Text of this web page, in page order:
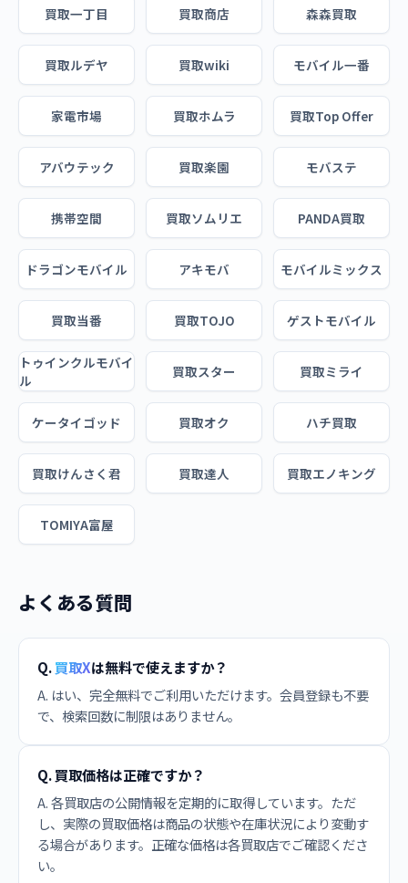
買取一丁目 買取商店 森森買取
買取ルデヤ 買取wiki モバイル一番
家電市場 買取ホムラ 買取Top Offer
アバウテック 買取楽園 モバステ
携帯空間 買取ソムリエ PANDA買取
ドラゴンモバイル アキモバ モバイルミックス
買取当番 買取TOJO ゲストモバイル
トゥインクルモバイ
ル
買取スター 買取ミライ
ケータイゴッド 買取オク ハチ買取
買取けんさく君 買取達人 買取エノキング
TOMIYA富屋
よくある質問
Q.買取Xは無料で使えますか？
A. はい、完全無料でご利用いただけます。会員登録も不要
で、検索回数に制限はありません。
Q. 買取価格は正確ですか？
A. 各買取店の公開情報を定期的に取得しています。ただ
し、実際の買取価格は商品の状態や在庫状況により変動す
る場合があります。正確な価格は各買取店でご確認くださ
い。